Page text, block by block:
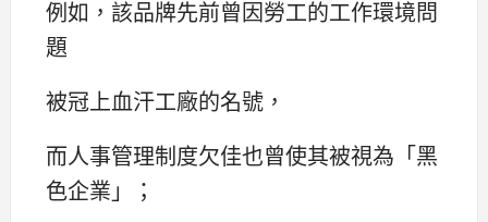
例如，該品牌先前曾因勞工的工作環境問
題
被冠上血汗工廠的名號，
而人事管理制度欠佳也曾使其被視為「黑
色企業」；